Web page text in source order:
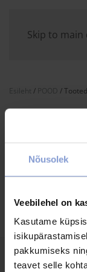
Nõusolek
Veebilehel on
Kasutame
pakkumiseks
teavet selle
Skip to
Esileht / /
Sinu